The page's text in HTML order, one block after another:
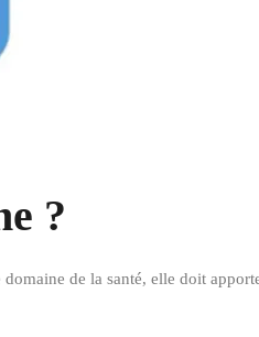
?
de la santé, elle doit